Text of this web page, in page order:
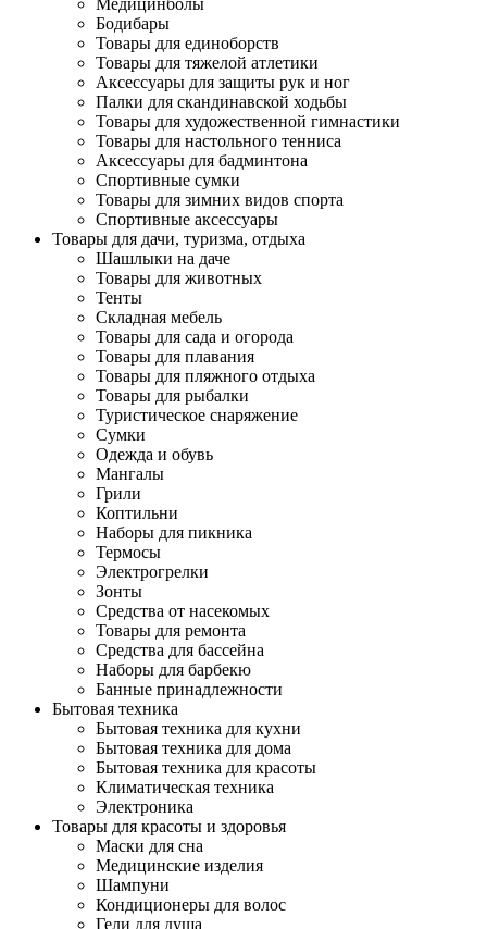
Медицинболы
Бодибары
Товары для единоборств
Товары для тяжелой атлетики
Аксессуары для защиты рук и ног
Палки для скандинавской ходьбы
Товары для художественной гимнастики
Товары для настольного тенниса
Аксессуары для бадминтона
Спортивные сумки
Товары для зимних видов спорта
Спортивные аксессуары
Товары для дачи, туризма, отдыха
Шашлыки на даче
Товары для животных
Тенты
Складная мебель
Товары для сада и огорода
Товары для плавания
Товары для пляжного отдыха
Товары для рыбалки
Туристическое снаряжение
Сумки
Одежда и обувь
Мангалы
Грили
Коптильни
Наборы для пикника
Термосы
Электрогрелки
Зонты
Средства от насекомых
Товары для ремонта
Средства для бассейна
Наборы для барбекю
Банные принадлежности
Бытовая техника
Бытовая техника для кухни
Бытовая техника для дома
Бытовая техника для красоты
Климатическая техника
Электроника
Товары для красоты и здоровья
Маски для сна
Медицинские изделия
Шампуни
Кондиционеры для волос
Гели для душа